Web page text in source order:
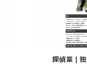
探偵業｜